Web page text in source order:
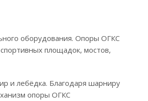
оборудования. Опоры ОГКС
площадок, мостов,
и лебёдка. Благодаря шарниру
опоры ОГКС